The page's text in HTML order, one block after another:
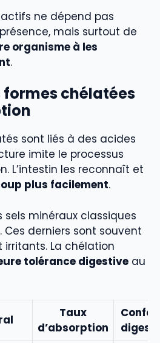
ne dépend pas
mais surtout de
organisme à les
.
formes chélatées
sont liés à des acides
imite le processus
L’intestin les reconnaît et
plus facilement.
sels minéraux classiques
Ces derniers sont souvent
irritants. La chélation
tolérance digestive au
Taux
d’absorption